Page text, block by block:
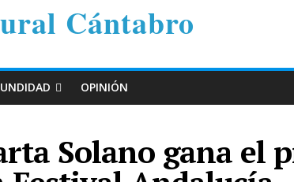
Cántabro
OPINIÓN
Solano gana el